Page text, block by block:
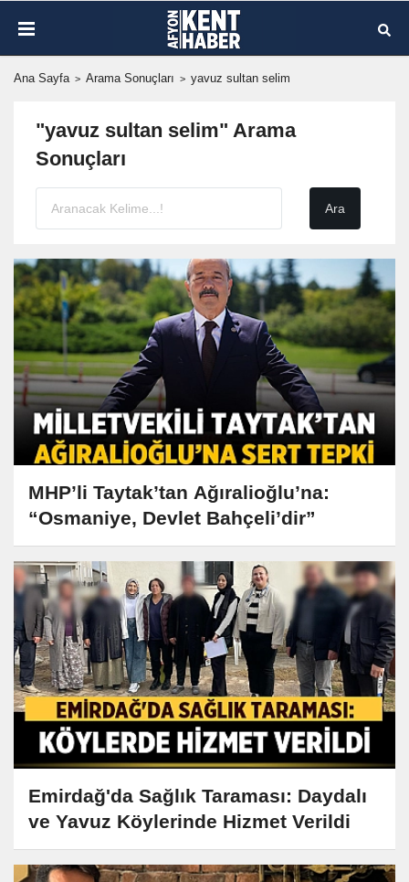
Ana Sayfa Arama Sonuçları yavuz sultan selim
"yavuz sultan selim" Arama
Sonuçları
MHP’li Taytak’tan Ağıralioğlu’na:
“Osmaniye, Devlet Bahçeli’dir”
Emirdağ'da Sağlık Taraması: Daydalı
ve Yavuz Köylerinde Hizmet Verildi